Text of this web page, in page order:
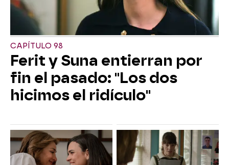
CAPÍTULO 98
Ferit y Suna entierran por
fin el pasado: "Los dos
hicimos el ridículo"